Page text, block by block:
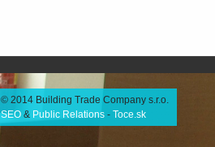
© 2014 Building Trade Company s.r.o.
SEO & Public Relations - Toce.sk